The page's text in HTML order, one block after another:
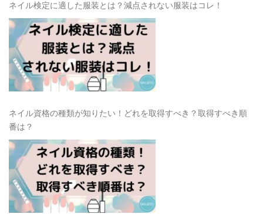
ネイル検定に適した服装とは？減点されない服装はコレ！
ネイル資格の種類が知りたい！どれを取得すべき？取得すべき順
番は？